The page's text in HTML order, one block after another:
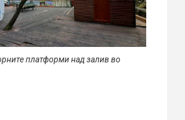
платформи над залив во